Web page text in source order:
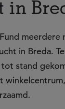
in
meerdere
in Breda.
stand